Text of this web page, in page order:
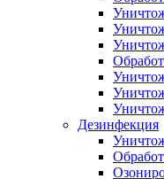
Дезинфекция